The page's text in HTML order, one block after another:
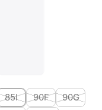
85I 90F
90G